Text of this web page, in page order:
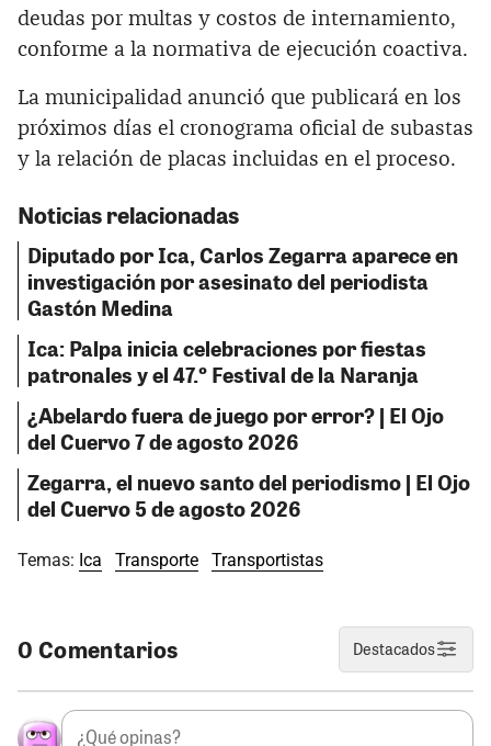
deudas por multas y costos de internamiento,
conforme a la normativa de ejecución coactiva.
La municipalidad anunció que publicará en los
próximos días el cronograma oficial de subastas
y la relación de placas incluidas en el proceso.
Noticias relacionadas
Diputado por Ica, Carlos Zegarra aparece en
investigación por asesinato del periodista
Gastón Medina
Ica: Palpa inicia celebraciones por fiestas
patronales y el 47.º Festival de la Naranja
¿Abelardo fuera de juego por error? | El Ojo
del Cuervo 7 de agosto 2026
Zegarra, el nuevo santo del periodismo | El Ojo
del Cuervo 5 de agosto 2026
Temas: Ica Transporte Transportistas
0 Comentarios Destacados